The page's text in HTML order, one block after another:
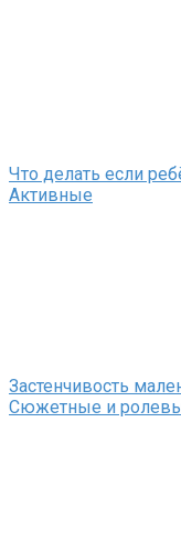
Что делать если
Активные
Застенчивость
Сюжетные и